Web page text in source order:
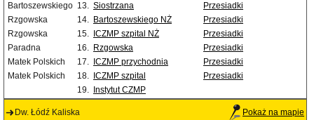
Bartoszewskiego 13. Siostrzana
Przesiadki
Rzgowska
14. Bartoszewskiego NŻ
Przesiadki
Rzgowska
15. ICZMP szpital NŻ
Przesiadki
Paradna
16. Rzgowska
Przesiadki
Matek Polskich
17. ICZMP przychodnia
Przesiadki
Matek Polskich
18. ICZMP szpital
Przesiadki
19.
Instytut CZMP
Dw. Łódź Kaliska Pokaż na mapie